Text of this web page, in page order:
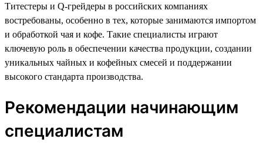
Титестеры и Q-грейдеры в российских компаниях
востребованы, особенно в тех, которые занимаются импортом
и обработкой чая и кофе. Такие специалисты играют
ключевую роль в обеспечении качества продукции, создании
уникальных чайных и кофейных смесей и поддержании
высокого стандарта производства.
Рекомендации начинающим
специалистам